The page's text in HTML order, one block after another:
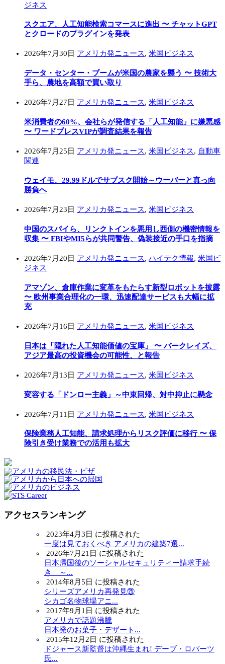
ジネス
スクエア、人工知能検索コマースに進出 〜 チャットGPT
とクロードのプラグインを発表
2026年7月30日 アメリカ発ニュース, 米国ビジネス
データ・センター・ブームが米国の農家を襲う 〜 技術大
手ら、農地を高額で買い取り
2026年7月27日 アメリカ発ニュース, 米国ビジネス
米消費者の60%、会社らが発信する「人工知能」に嫌悪感
〜 ワードプレスVIPが調査結果を報告
2026年7月25日 アメリカ発ニュース, 米国ビジネス, 自動車
関連
ウェイモ、29.99ドルでサブスク開始～ウーバーと真っ向
勝負へ
2026年7月23日 アメリカ発ニュース, 米国ビジネス
中国のスパイら、リンクトインを悪用し西側の機密情報を
収集 〜 FBIやMI5らが共同警告、偽装接近の手口を指摘
2026年7月20日 アメリカ発ニュース, ハイテク情報, 米国ビ
ジネス
アマゾン、倉庫作業に変革をもたらす新型ロボットを披露
〜 欧州事業合理化の一環、迅速配達サービスも大幅に拡
充
2026年7月16日 アメリカ発ニュース, 米国ビジネス
日本は「隠れた人工知能価値の宝庫」 〜 バークレイズ、
アジア最高の投資機会の可能性、と報告
2026年7月13日 アメリカ発ニュース, 米国ビジネス
変容する「ドンロー主義」～中東回帰、対中抑止に懸念
2026年7月11日 アメリカ発ニュース, 米国ビジネス
保険業務人工知能、請求処理からリスク評価に移行 〜 保
険引き受け業務での活用も拡大
アクセスランキング
2023年4月3日 に投稿された
一度は見ておくべき アメリカの建築7選...
2026年7月21日 に投稿された
日本帰国後のソーシャルセキュリティー請求手続
き ～...
2014年8月5日 に投稿された
シリーズアメリカ再発見㉕
シカゴ名物球場アニ...
2017年9月1日 に投稿された
アメリカで話題沸騰
日本発のお菓子・デザート...
2015年12月2日 に投稿された
ドジャース新監督は沖縄生まれ! デーブ・ロバーツ
氏...